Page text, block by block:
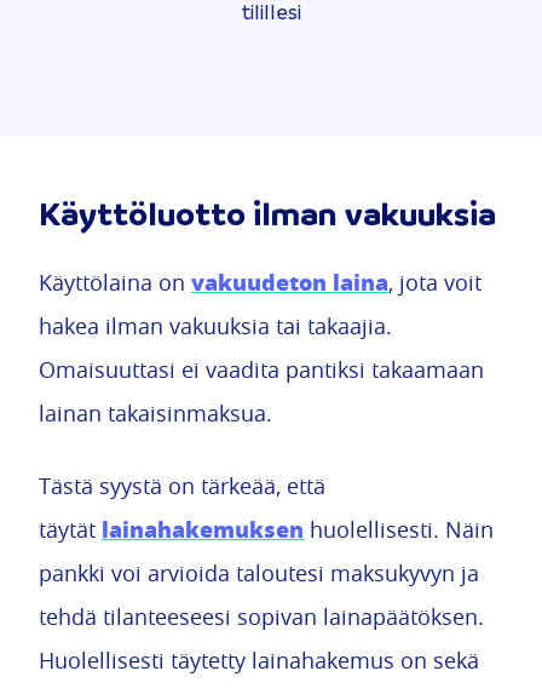
tilillesi
Käyttöluotto ilman vakuuksia
Käyttölaina on vakuudeton laina, jota voit
hakea ilman vakuuksia tai takaajia.
Omaisuuttasi ei vaadita pantiksi takaamaan
lainan takaisinmaksua.
Tästä syystä on tärkeää, että
täytät lainahakemuksen huolellisesti. Näin
pankki voi arvioida taloutesi maksukyvyn ja
tehdä tilanteeseesi sopivan lainapäätöksen.
Huolellisesti täytetty lainahakemus on sekä